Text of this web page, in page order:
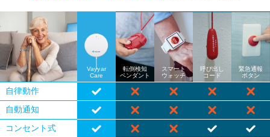
Vayyar
Care
転倒検知
ペンダント
スマート
ウォッチ
呼び出し
コード
緊急通報
ボタン
自律動作
自動通知
コンセント式